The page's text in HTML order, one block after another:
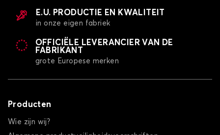
E.U. PRODUCTIE EN KWALITEIT
in onze eigen fabriek
OFFICIËLE LEVERANCIER VAN DE
FABRIKANT
grote Europese merken
Producten
Wie zijn wij?